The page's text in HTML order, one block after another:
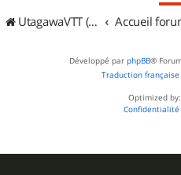
UtagawaVTT (Randos VTT et VTTAE avec traces GPS) Accueil
Développé par phpBB®
Traduction
Optimized by:
Confidentialité